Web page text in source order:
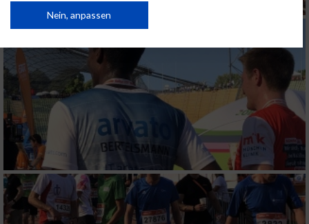
von Inhalten.
Daten können außerhalb der Europäischen Union weitergegeben und in die
Website/App.
Partnerliste anzeigen (1 IAB-Anbieter)
Wir nutzen Ihre Daten für folgende Zwecke:
IAB-Verarbeitungszwecke:
Speichern von oder Zugriff auf Informationen
auf einem Endgerät
Verwendung reduzierter Daten zur Auswahl
von Werbeanzeigen
Nein, anpassen